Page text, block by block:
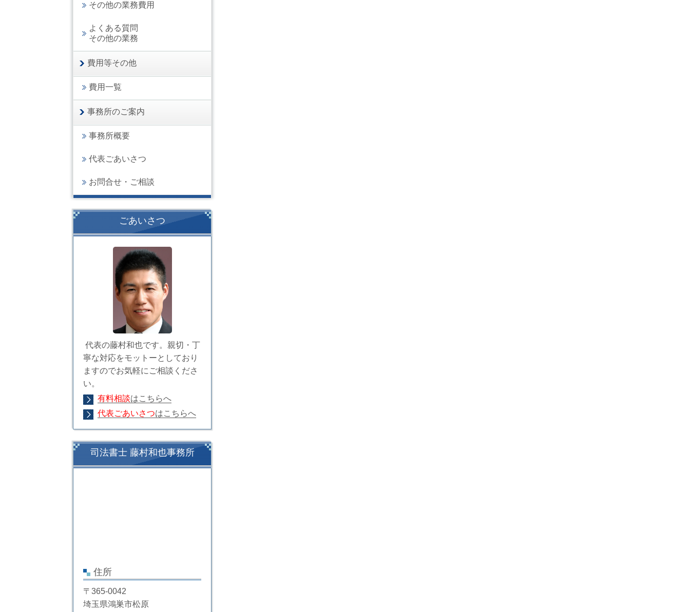
その他の業務費用
よくある質問
その他の業務
費用等その他
費用一覧
事務所のご案内
事務所概要
代表ごあいさつ
お問合せ・ご相談
ごあいさつ
代表の藤村和也です。親切・丁
寧な対応をモットーとしており
ますのでお気軽にご相談くださ
い。
有料相談はこちらへ
代表ごあいさつはこちらへ
司法書士 藤村和也事務所
住所
〒365-0042
埼玉県鴻巣市松原